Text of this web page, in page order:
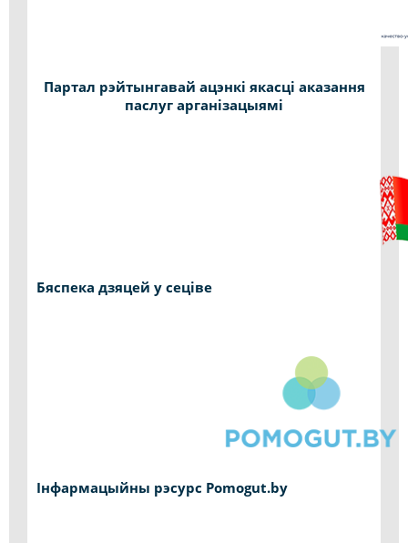
Партал рэйтынгавай ацэнкі якасці аказання
паслуг арганізацыямі
Бяспека дзяцей у сеціве
Інфармацыйны рэсурс Pomogut.by